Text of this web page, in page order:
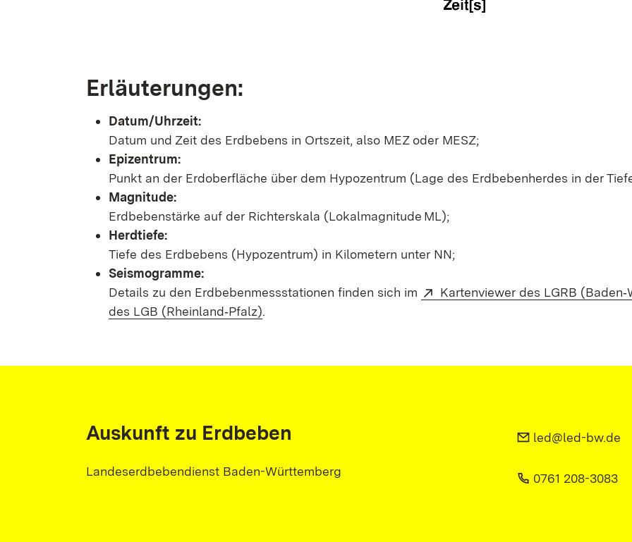
Erläuterungen:
Datum/Uhrzeit:
Datum und Zeit des Erdbebens in Ortszeit, also MEZ oder MESZ;
Epizentrum:
Punkt an der Erdoberfläche über dem Hypozentrum (Lage des Erdbebenherdes in der
Magnitude:
Erdbebenstärke auf der Richterskala (Lokalmagnitude ML);
Herdtiefe:
Tiefe des Erdbebens (Hypozentrum) in Kilometern unter NN;
Seismogramme:
Details zu den Erdbebenmessstationen finden sich im
Kartenviewer des LGRB
des LGB (Rheinland‑Pfalz).
Auskunft zu Erdbeben
Landeserdbebendienst Baden-Württemberg
led@led-bw.de
0761 208-3083